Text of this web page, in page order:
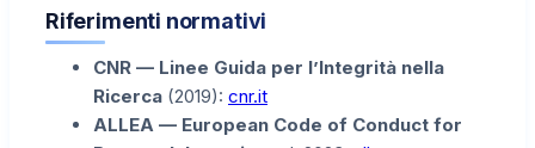
Riferimenti normativi
CNR — Linee Guida per l’Integrità nella
Ricerca (2019): cnr.it
ALLEA — European Code of Conduct for